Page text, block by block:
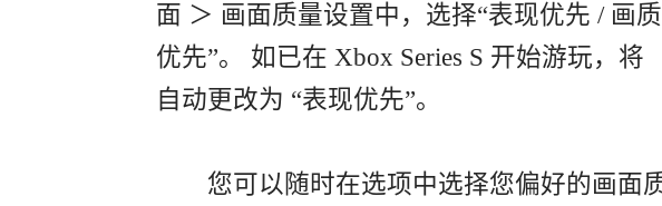
面 ＞ 画面质量设置中，选择“表现优先 / 画质
优先”。 如已在 Xbox Series S 开始游玩，将
自动更改为 “表现优先”。
您可以随时在选项中选择您偏好的画面